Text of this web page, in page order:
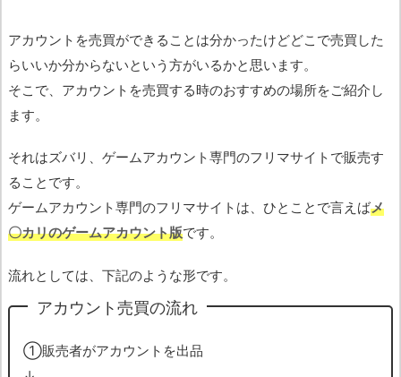
アカウントを売買ができることは分かったけどどこで売買した
らいいか分からないという方がいるかと思います。
そこで、アカウントを売買する時のおすすめの場所をご紹介し
ます。
それはズバリ、ゲームアカウント専門のフリマサイトで販売す
ることです。
ゲームアカウント専門のフリマサイトは、ひとことで言えばメ
〇カリのゲームアカウント版です。
流れとしては、下記のような形です。
アカウント売買の流れ
➀販売者がアカウントを出品